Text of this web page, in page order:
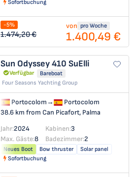
Sofortbuchung
-5%
1.474,20 €
von pro Woche
1.400,49 €
Sun Odyssey 410 SuElli
Verfügbar
Bareboat
Four Seasons Yachting Group
Portocolom→
Portocolom
38.6 km from Can Picafort, Palma
Jahr:2024 Kabinen:3
Max. Gäste:8 Badezimmer:2
Neues Boot Bow thruster
Solar panel
Sofortbuchung